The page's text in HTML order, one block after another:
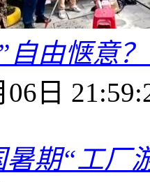
自由惬意
06日
暑期“工厂